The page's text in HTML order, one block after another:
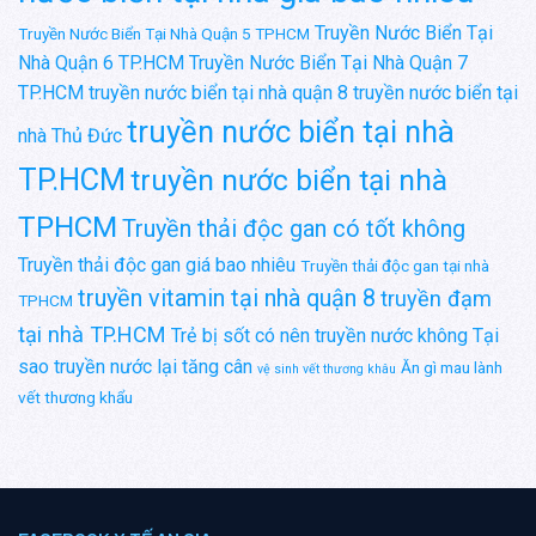
Truyền Nước Biển Tại Nhà Quận 5 TPHCM Truyền Nước Biển Tại
Nhà Quận 6 TP.HCM Truyền Nước Biển Tại Nhà Quận 7
TP.HCM truyền nước biển tại nhà quận 8 truyền nước biển tại
nhà Thủ Đức truyền nước biển tại nhà
TP.HCM truyền nước biển tại nhà
TPHCM Truyền thải độc gan có tốt không
Truyền thải độc gan giá bao nhiêu Truyền thải độc gan tại nhà
TPHCM truyền vitamin tại nhà quận 8 truyền đạm
tại nhà TP.HCM Trẻ bị sốt có nên truyền nước không Tại
sao truyền nước lại tăng cân vệ sinh vết thương khâu Ăn gì mau lành
vết thương khẩu